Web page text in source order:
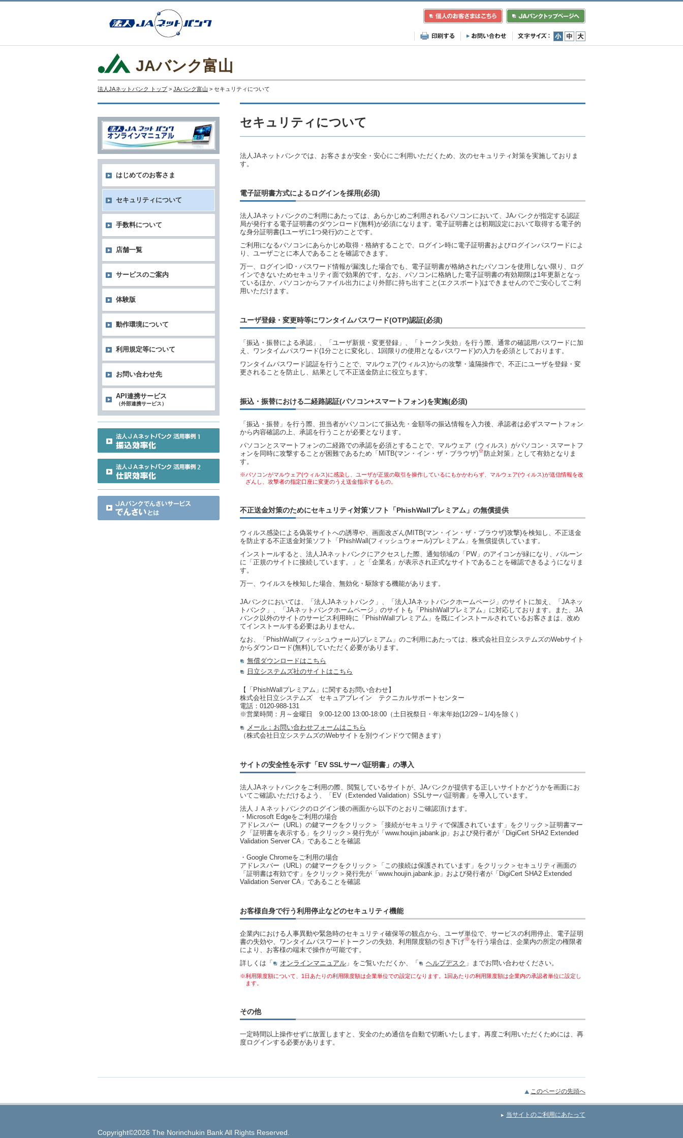
小 中 大
JAバンク富山
法人JAネットバンク トップ > JAバンク富山 > セキュリティについて
セキュリティについて
法人JAネットバンクでは、お客さまが安全・安心にご利用いただくため、次のセキュリティ対策を実施しておりま
す。
電子証明書方式によるログインを採用(必須)
法人JAネットバンクのご利用にあたっては、あらかじめご利用されるパソコンにおいて、JAバンクが指定する認証
局が発行する電子証明書のダウンロード(無料)が必須になります。電子証明書とは初期設定において取得する電子的
な身分証明書(1ユーザに1つ発行)のことです。
ご利用になるパソコンにあらかじめ取得・格納することで、ログイン時に電子証明書およびログインパスワードによ
り、ユーザごとに本人であることを確認できます。
万一、ログインID・パスワード情報が漏洩した場合でも、電子証明書が格納されたパソコンを使用しない限り、ログ
インできないためセキュリティ面で効果的です。なお、パソコンに格納した電子証明書の有効期限は1年更新となっ
ているほか、パソコンからファイル出力により外部に持ち出すこと(エクスポート)はできませんのでご安心してご利
用いただけます。
ユーザ登録・変更時等にワンタイムパスワード(OTP)認証(必須)
「振込・振替による承認」、「ユーザ新規・変更登録」、「トークン失効」を行う際、通常の確認用パスワードに加
え、ワンタイムパスワード(1分ごとに変化し、1回限りの使用となるパスワード)の入力を必須としております。
ワンタイムパスワード認証を行うことで、マルウェア(ウィルス)からの攻撃・遠隔操作で、不正にユーザを登録・変
更されることを防止し、結果として不正送金防止に役立ちます。
振込・振替における二経路認証(パソコン+スマートフォン)を実施(必須)
「振込・振替」を行う際、担当者がパソコンにて振込先・金額等の振込情報を入力後、承認者は必ずスマートフォン
から内容確認の上、承認を行うことが必要となります。
パソコンとスマートフォンの二経路での承認を必須とすることで、マルウェア（ウィルス）がパソコン・スマートフ
ォンを同時に攻撃することが困難であるため「MITB(マン・イン・ザ・ブラウザ)※防止対策」として有効となりま
す。
※パソコンがマルウェア(ウィルス)に感染し、ユーザが正規の取引を操作しているにもかかわらず、マルウェア(ウィルス)が送信情報を改
ざんし、攻撃者の指定口座に変更のうえ送金指示するもの。
不正送金対策のためにセキュリティ対策ソフト「PhishWallプレミアム」の無償提供
ウィルス感染による偽装サイトへの誘導や、画面改ざん(MITB(マン・イン・ザ・ブラウザ)攻撃)を検知し、不正送金
を防止する不正送金対策ソフト「PhishWall(フィッシュウォール)プレミアム」を無償提供しています。
インストールすると、法人JAネットバンクにアクセスした際、通知領域の「PW」のアイコンが緑になり、バルーン
に「正規のサイトに接続しています。」と「企業名」が表示され正式なサイトであることを確認できるようになりま
す。
万一、ウイルスを検知した場合、無効化・駆除する機能があります。
JAバンクにおいては、「法人JAネットバンク」、「法人JAネットバンクホームページ」のサイトに加え、「JAネッ
トバンク」、「JAネットバンクホームページ」のサイトも「PhishWallプレミアム」に対応しております。また、JA
バンク以外のサイトのサービス利用時に「PhishWallプレミアム」を既にインストールされているお客さまは、改め
てインストールする必要はありません。
なお、「PhishWall(フィッシュウォール)プレミアム」のご利用にあたっては、株式会社日立システムズのWebサイト
からダウンロード(無料)していただく必要があります。
無償ダウンロードはこちら
日立システムズ社のサイトはこちら
【「PhishWallプレミアム」に関するお問い合わせ】
株式会社日立システムズ セキュアブレイン テクニカルサポートセンター
電話：0120-988-131
※営業時間：月～金曜日 9:00-12:00 13:00-18:00（土日祝祭日・年末年始(12/29～1/4)を除く）
メール：お問い合わせフォームはこちら
（株式会社日立システムズのWebサイトを別ウインドウで開きます）
サイトの安全性を示す「EV SSLサーバ証明書」の導入
法人JAネットバンクをご利用の際、閲覧しているサイトが、JAバンクが提供する正しいサイトかどうかを画面にお
いてご確認いただけるよう、「EV（Extended Validation）SSLサーバ証明書」を導入しています。
法人ＪＡネットバンクのログイン後の画面から以下のとおりご確認頂けます。
・Microsoft Edgeをご利用の場合
アドレスバー（URL）の鍵マークをクリック＞「接続がセキュリティで保護されています」をクリック＞証明書マー
ク「証明書を表示する」をクリック＞発行先が「www.houjin.jabank.jp」および発行者が「DigiCert SHA2 Extended
Validation Server CA」であることを確認
・Google Chromeをご利用の場合
アドレスバー（URL）の鍵マークをクリック＞「この接続は保護されています」をクリック＞セキュリティ画面の
「証明書は有効です」をクリック＞発行先が「www.houjin.jabank.jp」および発行者が「DigiCert SHA2 Extended
Validation Server CA」であることを確認
お客様自身で行う利用停止などのセキュリティ機能
企業内における人事異動や緊急時のセキュリティ確保等の観点から、ユーザ単位で、サービスの利用停止、電子証明
書の失効や、ワンタイムパスワードトークンの失効、利用限度額の引き下げ※を行う場合は、企業内の所定の権限者
により、お客様の端末で操作が可能です。
詳しくは「
オンラインマニュアル 」をご覧いただくか、「 ヘルプデスク 」までお問い合わせください。
※利用限度額について、1日あたりの利用限度額は企業単位での設定になります。1回あたりの利用限度額は企業内の承認者単位に設定し
ます。
その他
一定時間以上操作せずに放置しますと、安全のため通信を自動で切断いたします。再度ご利用いただくためには、再
度ログインする必要があります。
はじめてのお客さま
セキュリティについて
手数料について
店舗一覧
サービスのご案内
体験版
動作環境について
利用規定等について
お問い合わせ先
API連携サービス
（外部連携サービス）
このページの先頭へ
当サイトのご利用にあたって
Copyright©2026 The Norinchukin Bank All Rights Reserved.